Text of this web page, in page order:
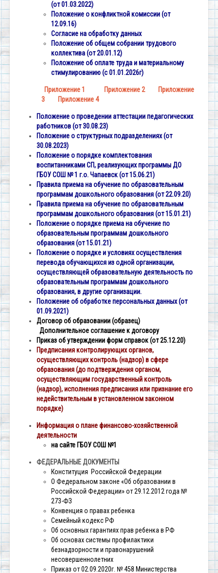
(от 01.03.2022)
Положение о конфликтной комиссии (от
12.09.16)
Согласие на обработку данных
Положение об общем собрании трудового
коллектива (от 20.01.12)
Положение об оплате труда и материальному
стимулированию (с 01.01.2026г)
Приложение 1 Приложение 2
Приложение
3
Приложение 4
Положение о проведении аттестации педагогических
работников(от 30.08.23)
Положение о структурных подразделениях (от
30.08.2023)
Положение о порядке комплектования
воспитанниками СП, реализующих программы ДО
ГБОУ СОШ № 1 г.о. Чапаевск (от 15.06.21)
Правила приема на обучение по образовательным
программам дошкольного образования (от 22.09.20)
Правила приема на обучение по образовательным
программам дошкольного образования (от 15.01.21)
Положение о порядке приема на обучение по
образовательным программам дошкольного
образования (от15.01.21)
Положение о порядке и условиях осуществления
перевода обучающихся из одной организации,
осуществляющей образовательную деятельность по
образовательным программам дошкольного
образования, в другие организации.
Положение об обработке персональных данных (от
01.09.2021)
Договор об образовании (образец)
Дополнительное соглашение к договору
Приказ об утверждении форм справок (от 25.12.20)
Предписания контролирующих органов,
осуществляющих контроль (надзор) в сфере
образования (до подтверждения органом,
осуществляющим государственный контроль
(надзор), исполнения предписания или признание его
недействительным в установленном законном
порядке)
Информация о плане финансово-хозяйственной
деятельности
на сайте ГБОУ СОШ №1
ФЕДЕРАЛЬНЫЕ ДОКУМЕНТЫ
Конституция Российской Федерации
О Федеральном законе «Об образовании в
Российской Федерации» от 29.12.2012 года №
273-ФЗ
Конвенция о правах ребенка
Семейный кодекс РФ
Об основных гарантиях прав ребенка в РФ
Об основах системы профилактики
безнадзорности и правонарушений
несовершеннолетних
Приказ от 02.09.2020г. № 458 Министерства